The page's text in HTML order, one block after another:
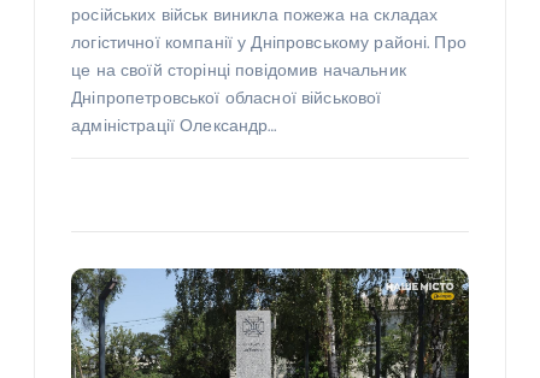
російських військ виникла пожежа на складах
логістичної компанії у Дніпровському районі. Про
це на своїй сторінці повідомив начальник
Дніпропетровської обласної військової
адміністрації Олександр…